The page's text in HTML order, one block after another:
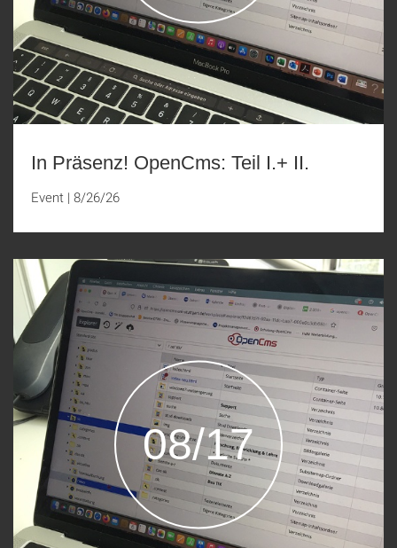
In Präsenz! OpenCms: Teil I.+ II.
Event | 8/26/26
08/17